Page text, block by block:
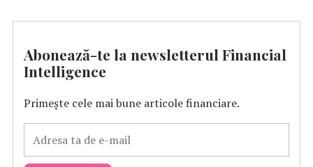
Abonează-te la newsletterul Financial
Intelligence
Primește cele mai bune articole financiare.